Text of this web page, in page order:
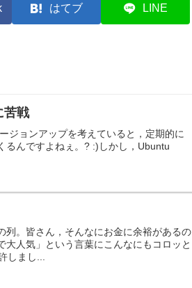
はてブ LINE
苦戦
ジョンアップを考えていると，定期的に
るんですよねぇ。? :)しかし，Ubuntu
列。皆さん，そんなにお金に余裕があるの
人気」という言葉にこんなにもコロッと
しまし...